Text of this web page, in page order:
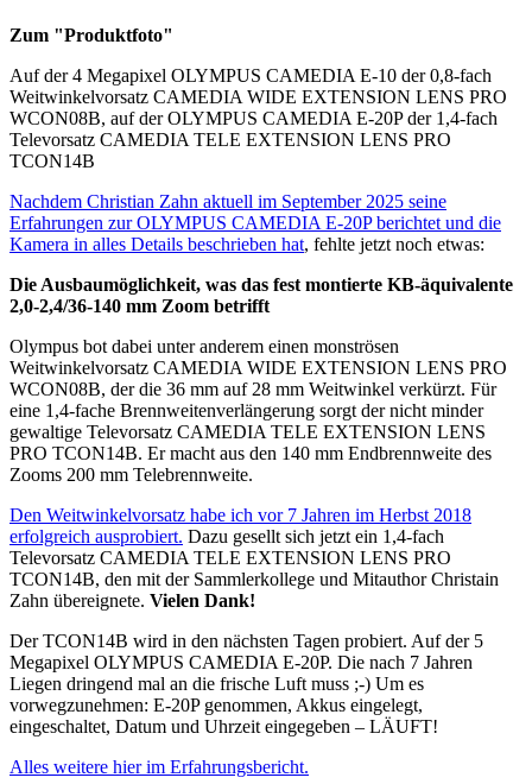
Zum "Produktfoto"
Auf der 4 Megapixel OLYMPUS CAMEDIA E-10 der 0,8-fach
Weitwinkelvorsatz CAMEDIA WIDE EXTENSION LENS PRO
WCON08B, auf der OLYMPUS CAMEDIA E-20P der 1,4-fach
Televorsatz CAMEDIA TELE EXTENSION LENS PRO
TCON14B
Nachdem Christian Zahn aktuell im September 2025 seine
Erfahrungen zur OLYMPUS CAMEDIA E-20P berichtet und die
Kamera in alles Details beschrieben hat, fehlte jetzt noch etwas:
Die Ausbaumöglichkeit, was das fest montierte KB-äquivalente
2,0-2,4/36-140 mm Zoom betrifft
Olympus bot dabei unter anderem einen monströsen
Weitwinkelvorsatz CAMEDIA WIDE EXTENSION LENS PRO
WCON08B, der die 36 mm auf 28 mm Weitwinkel verkürzt. Für
eine 1,4-fache Brennweitenverlängerung sorgt der nicht minder
gewaltige Televorsatz CAMEDIA TELE EXTENSION LENS
PRO TCON14B. Er macht aus den 140 mm Endbrennweite des
Zooms 200 mm Telebrennweite.
Den Weitwinkelvorsatz habe ich vor 7 Jahren im Herbst 2018
erfolgreich ausprobiert. Dazu gesellt sich jetzt ein 1,4-fach
Televorsatz CAMEDIA TELE EXTENSION LENS PRO
TCON14B, den mit der Sammlerkollege und Mitauthor Christain
Zahn übereignete. Vielen Dank!
Der TCON14B wird in den nächsten Tagen probiert. Auf der 5
Megapixel OLYMPUS CAMEDIA E-20P. Die nach 7 Jahren
Liegen dringend mal an die frische Luft muss ;-) Um es
vorwegzunehmen: E-20P genommen, Akkus eingelegt,
eingeschaltet, Datum und Uhrzeit eingegeben – LÄUFT!
Alles weitere hier im Erfahrungsbericht.